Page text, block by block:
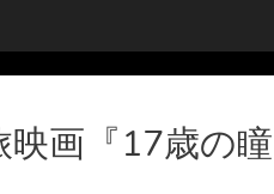
画『17歳の